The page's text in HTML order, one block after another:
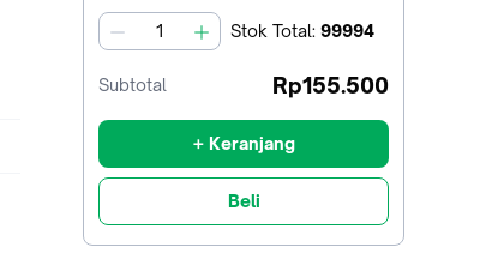
jumlah Stok Total: 99994
Subtotal Rp155.500
+ Keranjang
Beli